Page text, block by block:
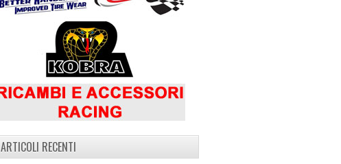
ARTICOLI RECENTI